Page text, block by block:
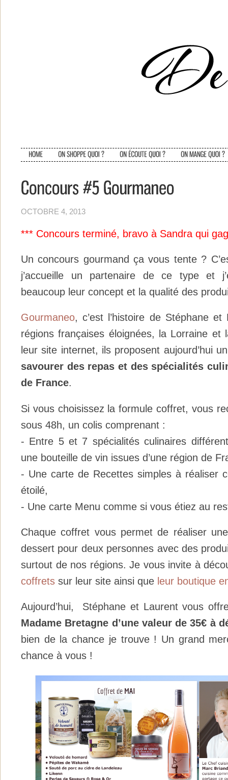
OCTOBRE 4, 2013
*** Concours terminé, bravo à Sandra qui
Un concours gourmand ça vous tente ?
j’accueille un partenaire de ce type et
beaucoup leur concept et la qualité des
Gourmaneo, c’est l’histoire de Stéphane
régions françaises éloignées, la Lorraine et
leur site internet, ils proposent aujourd’hui
savourer des repas et des spécialités
de France.
Si vous choisissez la formule coffret, vous
sous 48h, un colis comprenant :
- Entre 5 et 7 spécialités culinaires
une bouteille de vin issues d’une région de
- Une carte de Recettes simples à réaliser
étoilé,
- Une carte Menu comme si vous étiez au
Chaque coffret vous permet de réaliser
dessert pour deux personnes avec des
surtout de nos régions. Je vous invite à
coffrets sur leur site ainsi que leur boutique
Aujourd’hui, Stéphane et Laurent vous
Madame Bretagne d’une valeur de 35€ à
bien de la chance je trouve ! Un grand
chance à vous !